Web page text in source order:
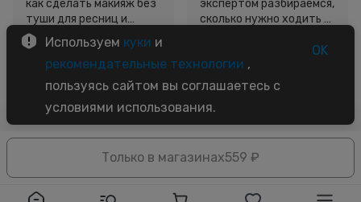
Только в магазинах559 ₽
выглядеть
свежо, не
используя тушь
как сделать макияж без
туши для ресниц и
звёздный образ для
вдохновения.
3 минуты
шагов для
красоты и
экспертом разбираемся,
сколько нужно ходить и
5 минут
Используем куки и
рекомендательные технологии ,
пользуясь сайтом вы соглашаетесь с
условиями использования.
OK